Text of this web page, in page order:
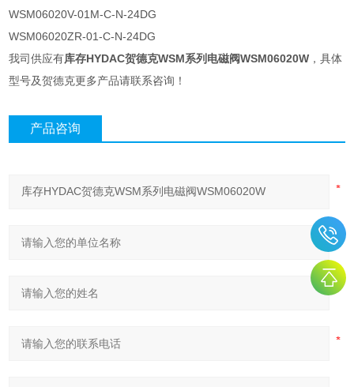
WSM06020V-01M-C-N-24DG
WSM06020ZR-01-C-N-24DG
我司供应有库存HYDAC贺德克WSM系列电磁阀WSM06020W ，具体
型号及贺德克更多产品请联系咨询！
产品咨询